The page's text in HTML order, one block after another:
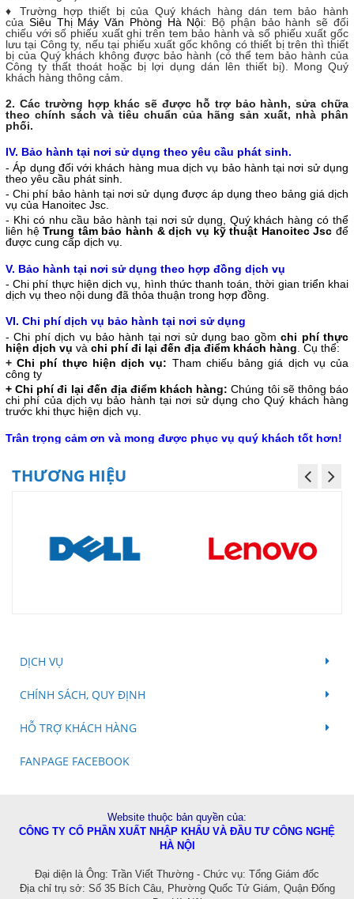
♦ Trường hợp thiết bị của Quý khách hàng dán tem bảo hành
của Siêu Thị Máy Văn Phòng Hà Nội: Bộ phận bảo hành sẽ đối
chiếu với số phiếu xuất ghi trên tem bảo hành và số phiếu xuất gốc
lưu tại Công ty, nếu tại phiếu xuất gốc không có thiết bị trên thì thiết
bị của Quý khách không được bảo hành (có thể tem bảo hành của
Công ty thất thoát hoặc bị lợi dụng dán lên thiết bị). Mong Quý
khách hàng thông cảm.
2. Các trường hợp khác sẽ được hỗ trợ bảo hành, sửa chữa
theo chính sách và tiêu chuẩn của hãng sản xuất, nhà phân
phối.
IV. Bảo hành tại nơi sử dụng theo yêu cầu phát sinh.
- Áp dụng đối với khách hàng mua dịch vụ bảo hành tại nơi sử dụng
theo yêu cầu phát sinh.
- Chi phí bảo hành tại nơi sử dụng được áp dụng theo bảng giá dịch
vụ của Hanoitec Jsc.
- Khi có nhu cầu bảo hành tại nơi sử dụng, Quý khách hàng có thể
liên hệTrung tâm bảo hành & dịch vụ kỹ thuật Hanoitec Jscđể
được cung cấp dịch vụ.
V. Bảo hành tại nơi sử dụng theo hợp đồng dịch vụ
- Chi phí thực hiện dịch vụ, hình thức thanh toán, thời gian triển khai
dịch vụ theo nội dung đã thỏa thuận trong hợp đồng.
VI. Chi phí dịch vụ bảo hành tại nơi sử dụng
- Chi phí dịch vụ bảo hành tại nơi sử dụng bao gồmchi phí thực
hiện dịch vụ và chi phí đi lại đến địa điểm khách hàng . Cụ thể:
+Chi phí thực hiện dịch vụ: Tham chiếu bảng giá dịch vụ của
công ty
+ Chi phí đi lại đến địa điểm khách hàng:Chúng tôi sẽ thông báo
chi phí của dịch vụ bảo hành tại nơi sử dụng cho Quý khách hàng
trước khi thực hiện dịch vụ.
Trân trọng cảm ơn và mong được phục vụ quý khách tốt hơn!
THƯƠNG HIỆU
DỊCH VỤ
CHÍNH SÁCH, QUY ĐỊNH
HỖ TRỢ KHÁCH HÀNG
FANPAGE FACEBOOK
Website thuộc bản quyền của:
CÔNG TY CỔ PHẦN XUẤT NHẬP KHẨU VÀ ĐẦU TƯ CÔNG NGHỆ
HÀ NỘI
Đại diện là Ông: Trần Viết Thường - Chức vụ: Tổng Giám đốc
Địa chỉ trụ sở: Số 35 Bích Câu, Phường Quốc Tử Giám, Quận Đống